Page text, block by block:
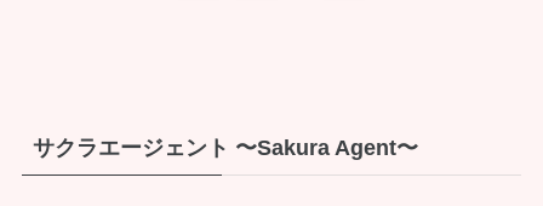
サクラエージェント 〜Sakura Agent〜